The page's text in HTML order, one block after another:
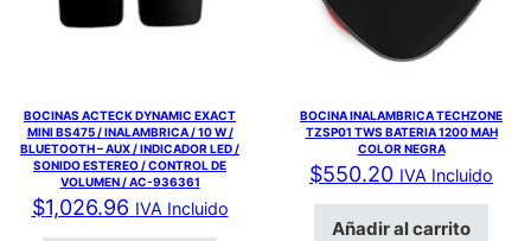
BOCINAS ACTECK DYNAMIC EXACT
MINI BS475 / INALAMBRICA / 10 W /
BLUETOOTH – AUX / INDICADOR LED /
SONIDO ESTEREO / CONTROL DE
VOLUMEN / AC-936361
$1,026.96 IVA Incluido
BOCINA INALAMBRICA TECHZONE
TZSP01 TWS BATERIA 1200 MAH
COLOR NEGRA
$550.20 IVA Incluido
Añadir al carrito